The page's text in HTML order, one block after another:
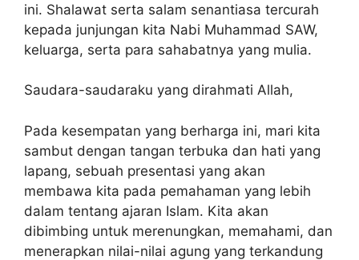
ini. Shalawat serta salam senantiasa tercurah
kepada junjungan kita Nabi Muhammad SAW,
keluarga, serta para sahabatnya yang mulia.
Saudara-saudaraku yang dirahmati Allah,
Pada kesempatan yang berharga ini, mari kita
sambut dengan tangan terbuka dan hati yang
lapang, sebuah presentasi yang akan
membawa kita pada pemahaman yang lebih
dalam tentang ajaran Islam. Kita akan
dibimbing untuk merenungkan, memahami, dan
menerapkan nilai-nilai agung yang terkandung